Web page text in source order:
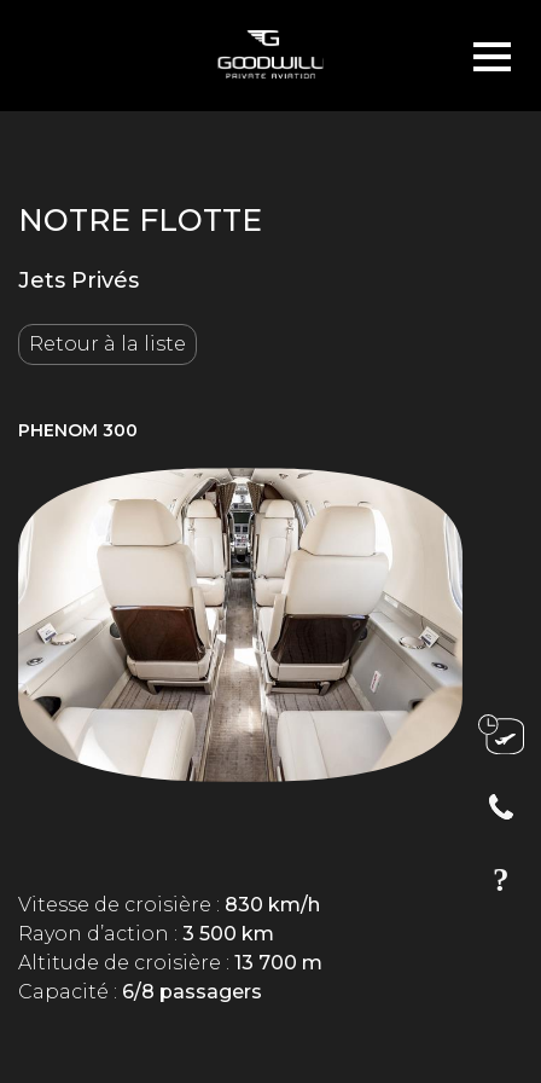
NOTRE FLOTTE
Jets Privés
Retour à la liste
PHENOM 300
Vitesse de croisière : 830 km/h
Rayon d’action : 3 500 km
Altitude de croisière : 13 700 m
Capacité : 6/8 passagers